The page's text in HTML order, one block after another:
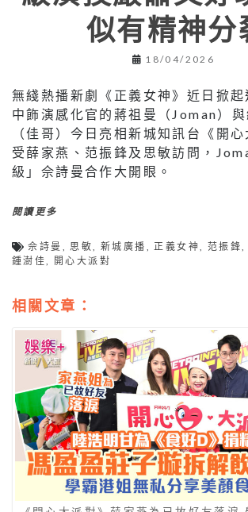
似有精神分
18/04/2026
無綫熱播新劇《正義女神》近日掀起
中飾演感化官的蔣祖曼（Joman）
（佳哥）今日亮相新城知訊台《開
受薛家燕、范振鋒及思敏訪問，
級」佘詩曼合作大開眼。
閱讀更多
佘詩曼 思敏 ,新城廣播 正義女神 范振鋒
鍾澍佳
開心大派對
相關文章：